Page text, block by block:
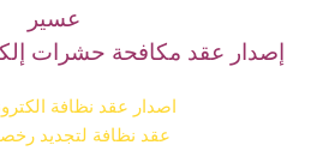
عسير
إصدار عقد مكافحة حشرات
اصدار عقد نظافة
عقد نظافة لتجديد